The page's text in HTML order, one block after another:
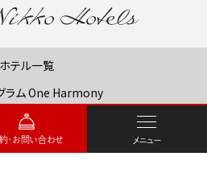
ホテル一覧
ラム One Harmony
ーホテルズ 予約センター
拠点のご案内
・お問い合わせ メニュー